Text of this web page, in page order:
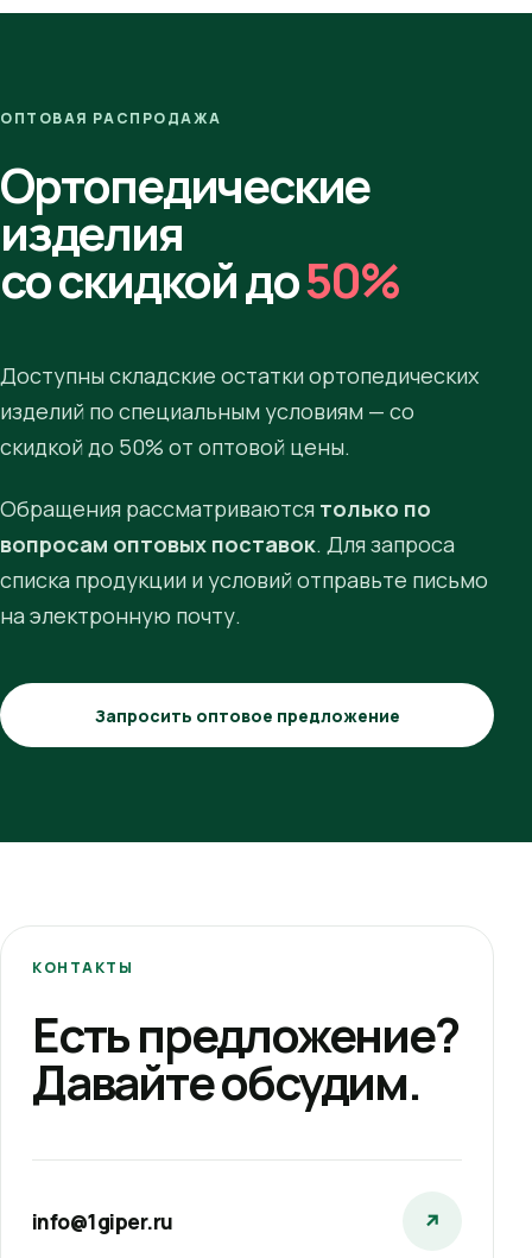
ОПТОВАЯ РАСПРОДАЖА
Ортопедические
изделия
со скидкой до50%
Доступны складские остатки ортопедических
изделий по специальным условиям — со
скидкой до 50% от оптовой цены.
Обращения рассматриваются только по
вопросам оптовых поставок. Для запроса
списка продукции и условий отправьте письмо
на электронную почту.
Запросить оптовое предложение
КОНТАКТЫ
Есть предложение?
Давайте обсудим.
info@1giper.ru ↗